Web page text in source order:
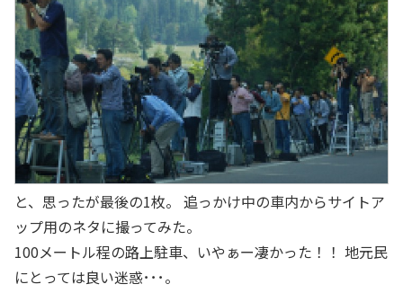
と、思ったが最後の1枚。 追っかけ中の車内からサイトア
ップ用のネタに撮ってみた。
100メートル程の路上駐車、いやぁー凄かった！！ 地元民
にとっては良い迷惑･･･。